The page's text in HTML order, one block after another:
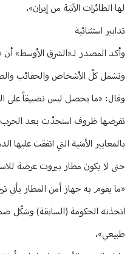
لها الطائرات الآتية من إيران».
تدابير استثنائية
وأكد المصدر لـ«الشرق الأوسط» أن
وتشمل كلّ الأشخاص والحقائب
وقال: «ما يحصل ليس تضييقاً على
تفرضها ظروف استجدّت بعد الحرب
بالمعايير الأمنية التي اتفقت عليها
حتى لا يكون مطار بيروت عرضة
«ما يقوم به جهاز أمن المطار يأتي
اتخذته الحكومة (السابقة) وشكّل
طبيعي».